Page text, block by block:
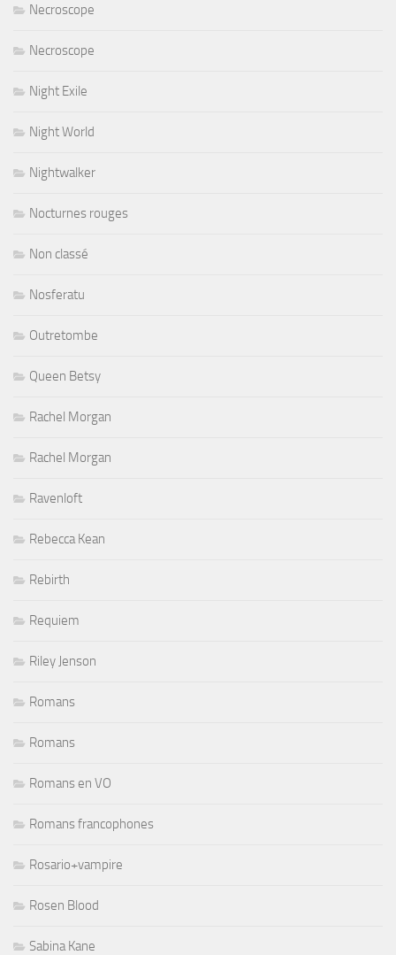
Necroscope
Necroscope
Night Exile
Night World
Nightwalker
Nocturnes rouges
Non classé
Nosferatu
Outretombe
Queen Betsy
Rachel Morgan
Rachel Morgan
Ravenloft
Rebecca Kean
Rebirth
Requiem
Riley Jenson
Romans
Romans
Romans en VO
Romans francophones
Rosario+vampire
Rosen Blood
Sabina Kane